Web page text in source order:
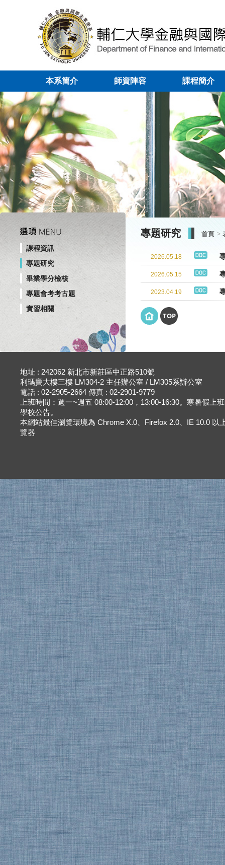
本系簡介 師資陣容 課程簡介
課程資訊
專題研究
畢業學分檢核
專題會考考古題
實習相關
專題研究 首頁
2026.05.18
2026.05.15
2023.04.19
TOP
地址 : 242062 新北市新莊區中正路510號
利瑪竇大樓三樓 LM304-2 主任辦公室 / LM305系辦公室
電話 : 02-2905-2664 傳真 : 02-2901-9779
上班時間：週一~週五 08:00-12:00，13:00-16:30。寒暑假上
學校公告。
本網站最佳瀏覽環境為 Chrome X.0、Firefox 2.0、IE 10.0 以
覽器